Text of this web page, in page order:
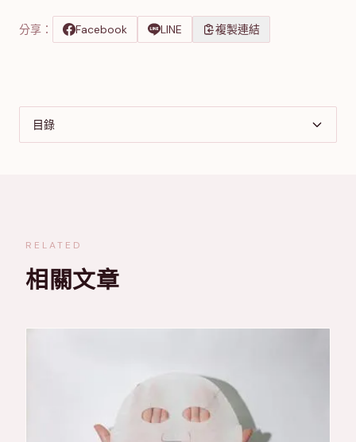
分享： Facebook LINE 複製連結
目錄
RELATED
相關文章